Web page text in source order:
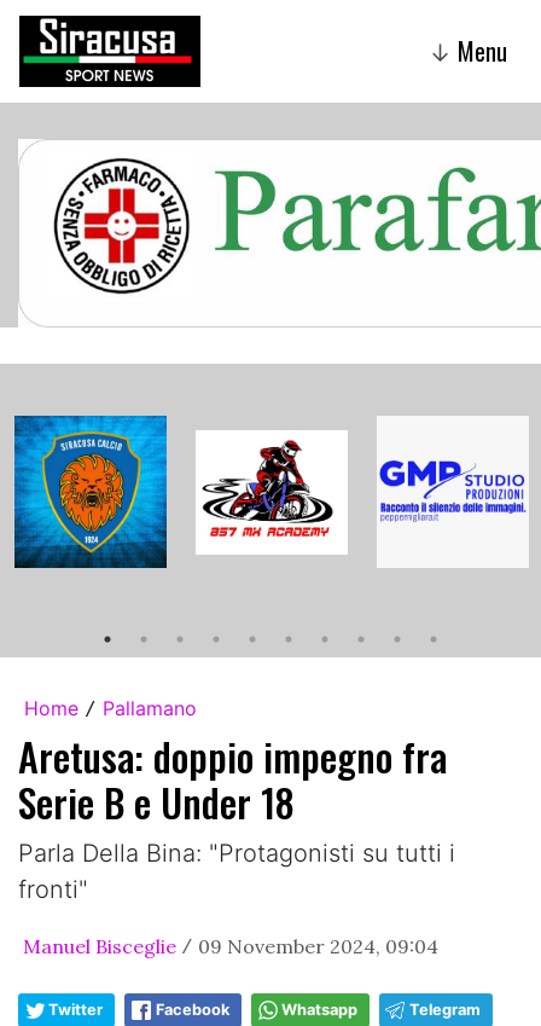
↓ Menu
Home / Pallamano
Aretusa: doppio impegno fra
Serie B e Under 18
Parla Della Bina: "Protagonisti su tutti i
fronti"
Manuel Bisceglie / 09 November 2024, 09:04
Twitter Facebook Whatsapp Telegram